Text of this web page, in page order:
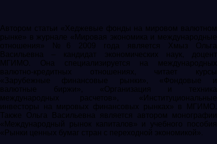
Автором статьи «Хеджевые фонды на мировом валютном
рынке» в журнале «Мировая экономика и международные
отношения» №6 2009 года является Хмыз Ольга
Васильевна – кандидат экономических наук, доцент
МГИМО. Она специализируется на международных
валютно-кредитных отношениях, читает курсы
«Зарубежные финансовые рынки», «Фондовые и
валютные биржи», «Организация и техника
международных расчетов», «Институциональные
инвесторы на мировых финансовых рынках» в МГИМО.
Также Ольга Васильевна является автором монографии
«Международный рынок капиталов» и учебного пособия
«Рынки ценных бумаг стран с переходной экономикой».